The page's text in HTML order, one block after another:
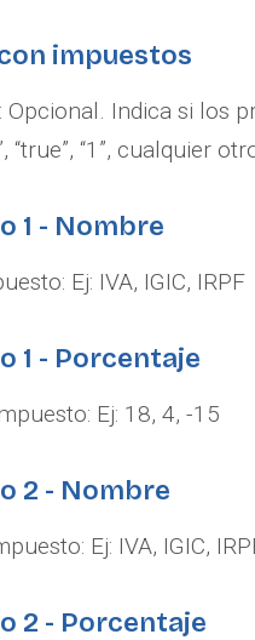
impuestos
Indica si los
“true”, “1”, cualquier
1 - Nombre
Ej: IVA, IGIC, IRPF
1 - Porcentaje
Ej: 18, 4, -15
2 - Nombre
Ej: IVA, IGIC,
2 - Porcentaje